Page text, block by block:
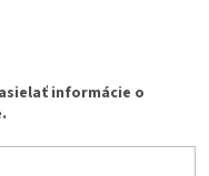
informácie o